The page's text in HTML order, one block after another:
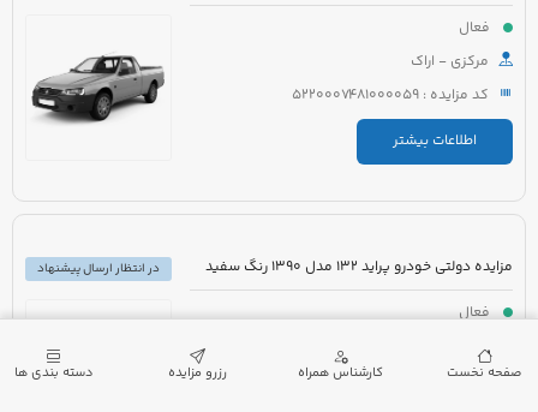
فعال
مرکزی - اراک
کد مزایده : 5220007481000059
اطلاعات بیشتر
مزایده دولتی خودرو پراید 132 مدل 1390 رنگ سفید
فعال
گیلان - لنگرود
کد مزایده : 5220007432000173
در انتظار ارسال پیشنهاد
صفحه نخست کارشناس همراه رزرو مزایده دسته بندی ها